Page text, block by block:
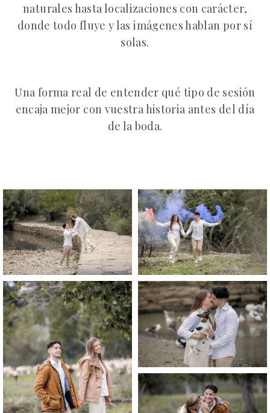
naturales hasta localizaciones con carácter,
donde todo fluye y las imágenes hablan por sí
solas.
Una forma real de entender qué tipo de sesión
encaja mejor con vuestra historia antes del día
de la boda.